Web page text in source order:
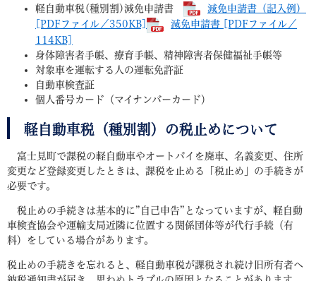
軽自動車税(種別割)減免申請書
減免申請書（記入例）
[PDFファイル／350KB]
減免申請書 [PDFファイル／
114KB]
身体障害者手帳、療育手帳、精神障害者保健福祉手帳等
対象車を運転する人の運転免許証
自動車検査証
個人番号カード（マイナンバーカード）
軽自動車税（種別割）の税止めについて
富士見町で課税の軽自動車やオートバイを廃車、名義変更、住所
変更など登録変更したときは、課税を止める「税止め」の手続きが
必要です。
税止めの手続きは基本的に”自己申告”となっていますが、軽自動
車検査協会や運輸支局近隣に位置する関係団体等が代行手続（有
料）をしている場合があります。
税止めの手続きを忘れると、軽自動車税が課税され続け旧所有者へ